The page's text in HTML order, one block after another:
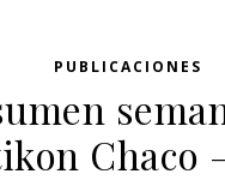
PUBLICACIONES
Chaco